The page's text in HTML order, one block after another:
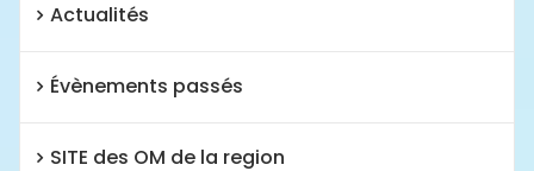
Actualités
Évènements passés
SITE des OM de la region